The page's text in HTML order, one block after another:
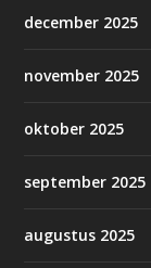
december 2025
november 2025
oktober 2025
september 2025
augustus 2025